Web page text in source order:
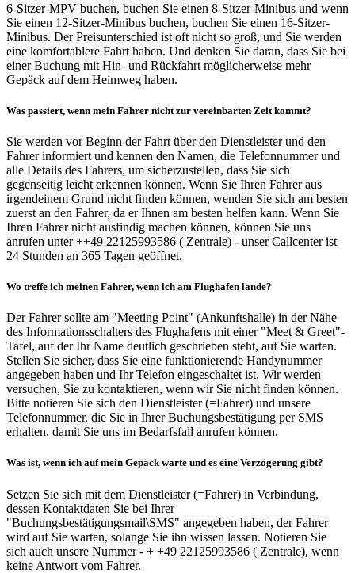
6-Sitzer-MPV buchen, buchen Sie einen 8-Sitzer-Minibus und wenn
Sie einen 12-Sitzer-Minibus buchen, buchen Sie einen 16-Sitzer-
Minibus. Der Preisunterschied ist oft nicht so groß, und Sie werden
eine komfortablere Fahrt haben. Und denken Sie daran, dass Sie bei
einer Buchung mit Hin- und Rückfahrt möglicherweise mehr
Gepäck auf dem Heimweg haben.
Was passiert, wenn mein Fahrer nicht zur vereinbarten Zeit kommt?
Sie werden vor Beginn der Fahrt über den Dienstleister und den
Fahrer informiert und kennen den Namen, die Telefonnummer und
alle Details des Fahrers, um sicherzustellen, dass Sie sich
gegenseitig leicht erkennen können. Wenn Sie Ihren Fahrer aus
irgendeinem Grund nicht finden können, wenden Sie sich am besten
zuerst an den Fahrer, da er Ihnen am besten helfen kann. Wenn Sie
Ihren Fahrer nicht ausfindig machen können, können Sie uns
anrufen unter ++49 22125993586 ( Zentrale) - unser Callcenter ist
24 Stunden an 365 Tagen geöffnet.
Wo treffe ich meinen Fahrer, wenn ich am Flughafen lande?
Der Fahrer sollte am "Meeting Point" (Ankunftshalle) in der Nähe
des Informationsschalters des Flughafens mit einer "Meet & Greet"-
Tafel, auf der Ihr Name deutlich geschrieben steht, auf Sie warten.
Stellen Sie sicher, dass Sie eine funktionierende Handynummer
angegeben haben und Ihr Telefon eingeschaltet ist. Wir werden
versuchen, Sie zu kontaktieren, wenn wir Sie nicht finden können.
Bitte notieren Sie sich den Dienstleister (=Fahrer) und unsere
Telefonnummer, die Sie in Ihrer Buchungsbestätigung per SMS
erhalten, damit Sie uns im Bedarfsfall anrufen können.
Was ist, wenn ich auf mein Gepäck warte und es eine Verzögerung gibt?
Setzen Sie sich mit dem Dienstleister (=Fahrer) in Verbindung,
dessen Kontaktdaten Sie bei Ihrer
"Buchungsbestätigungsmail\SMS" angegeben haben, der Fahrer
wird auf Sie warten, solange Sie ihn wissen lassen. Notieren Sie
sich auch unsere Nummer - + +49 22125993586 ( Zentrale), wenn
keine Antwort vom Fahrer.